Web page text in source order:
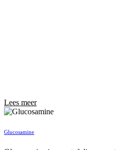
Lees meer
Glucosamine